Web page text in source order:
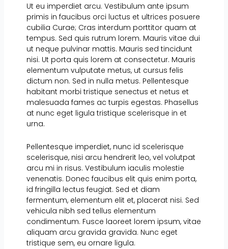
Ut eu imperdiet arcu. Vestibulum ante ipsum
primis in faucibus orci luctus et ultrices posuere
cubilia Curae; Cras interdum porttitor quam at
tempus. Sed quis rutrum lorem. Mauris vitae dui
ut neque pulvinar mattis. Mauris sed tincidunt
nisi. Ut porta quis lorem at consectetur. Mauris
elementum vulputate metus, ut cursus felis
dictum non. Sed in nulla metus. Pellentesque
habitant morbi tristique senectus et netus et
malesuada fames ac turpis egestas. Phasellus
at nunc eget ligula tristique scelerisque in et
urna.
Pellentesque imperdiet, nunc id scelerisque
scelerisque, nisi arcu hendrerit leo, vel volutpat
arcu mi in risus. Vestibulum iaculis molestie
venenatis. Donec faucibus elit quis enim porta,
id fringilla lectus feugiat. Sed et diam
fermentum, elementum elit et, placerat nisi. Sed
vehicula nibh sed tellus elementum
condimentum. Fusce laoreet lorem ipsum, vitae
aliquam arcu gravida gravida. Nunc eget
tristique sem, eu ornare ligula.